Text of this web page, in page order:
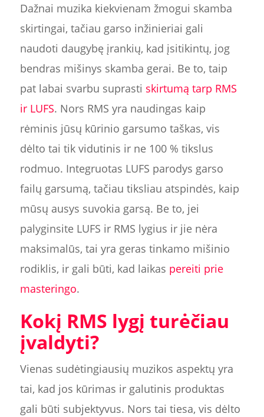
Dažnai muzika kiekvienam žmogui skamba
skirtingai, tačiau garso inžinieriai gali
naudoti daugybę įrankių, kad įsitikintų, jog
bendras mišinys skamba gerai. Be to, taip
pat labai svarbu suprasti skirtumą tarp RMS
ir LUFS. Nors RMS yra naudingas kaip
rėminis jūsų kūrinio garsumo taškas, vis
dėlto tai tik vidutinis ir ne 100 % tikslus
rodmuo. Integruotas LUFS parodys garso
failų garsumą, tačiau tiksliau atspindės, kaip
mūsų ausys suvokia garsą. Be to, jei
palyginsite LUFS ir RMS lygius ir jie nėra
maksimalūs, tai yra geras tinkamo mišinio
rodiklis, ir gali būti, kad laikas pereiti prie
masteringo.
Kokį RMS lygį turėčiau
įvaldyti?
Vienas sudėtingiausių muzikos aspektų yra
tai, kad jos kūrimas ir galutinis produktas
gali būti subjektyvus. Nors tai tiesa, vis dėlto